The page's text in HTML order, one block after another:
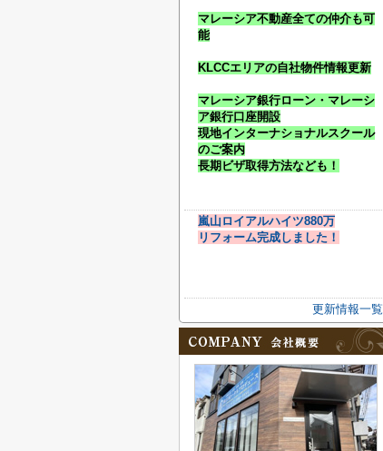
マレーシア不動産全ての仲介も可
能
KLCCエリアの自社物件情報更新
マレーシア銀行ローン・マレーシ
ア銀行口座開設
現地インターナショナルスクール
のご案内
長期ビザ取得方法なども！
嵐山ロイアルハイツ880万
リフォーム完成しました！
更新情報一覧